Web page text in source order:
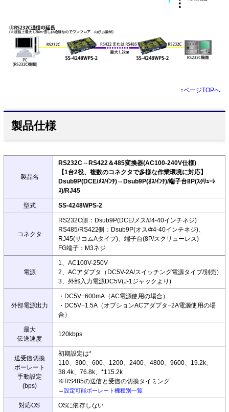
↑ページTOPへ
製品仕様
製品名
RS232C⇔RS422＆485変換器(AC100-240V仕様)
【1台2役、複数のコネクタで多様な作業環境に対応】
Dsub9P(DCE/ﾒｽ/ｲﾝﾁ)⇔Dsub9P(ｵｽ/ｲﾝﾁ)/端子台8P(ｽｸﾘｭｰﾚ
ｽ)/RJ45
型式 SS-4248WPS-2
コネクタ
RS232C側：Dsub9P(DCE/メス/#4-40インチネジ)
RS485/RS422側：Dsub9P(オス/#4-40インチネジ)、
RJ45(サコムAタイプ)、端子台(8P/スクリューレス)
FG端子：M3ネジ
電源
1、AC100V-250V
2、ACアダプタ（DC5V-2A/スイッチング電源タイプ/別売）
3、外部入力電源DC5V(J-1ジャックより)
外部電源出力
・DC5V−600mA（AC電源使用の場合）
・DC5V−1.5A（オプションACアダプタ−2A電源使用の場
合）
最大
伝送速度
120kbps
送受信切換
ボーレート
手動設定
(bps)
初期設定は*
110、300、600、1200、2400、4800、9600、19.2k、
38.4k、76.8k、*115.2k
※RS485の送信と受信の切換タイミング
→設定可能ボーレート機種別一覧
対応OS OSに依存しない